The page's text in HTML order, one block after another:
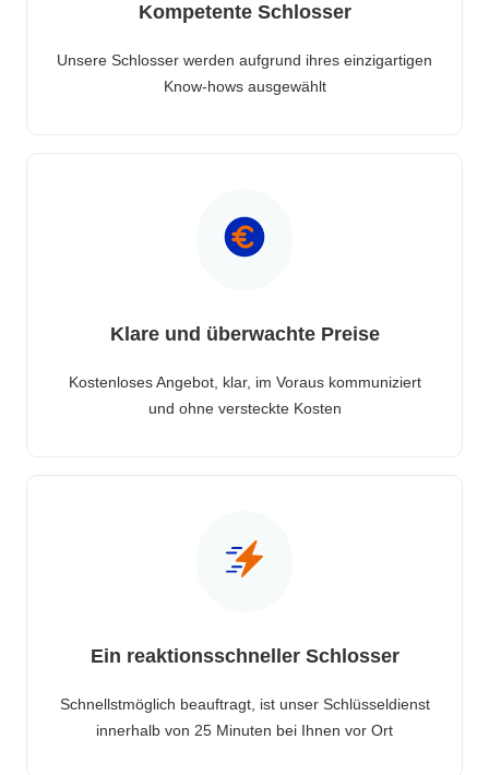
Kompetente Schlosser
Unsere Schlosser werden aufgrund ihres einzigartigen
Know-hows ausgewählt
Klare und überwachte Preise
Kostenloses Angebot, klar, im Voraus kommuniziert
und ohne versteckte Kosten
Ein reaktionsschneller Schlosser
Schnellstmöglich beauftragt, ist unser Schlüsseldienst
innerhalb von 25 Minuten bei Ihnen vor Ort